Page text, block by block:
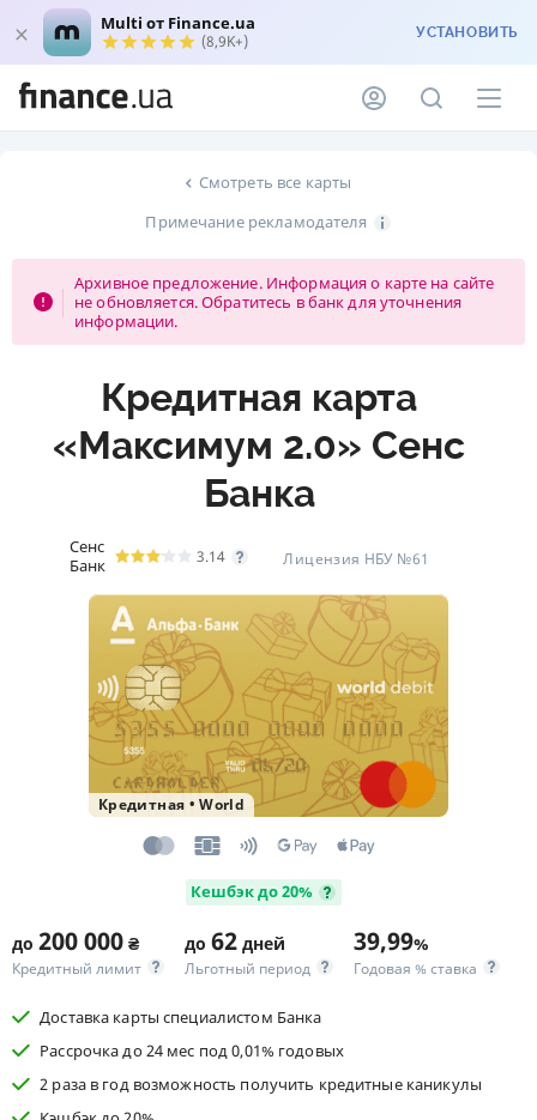
Multi от Finance.ua
(8,9K+) УСТАНОВИТЬ
Смотреть все карты
Примечание рекламодателя
Архивное предложение. Информация о карте на сайте
не обновляется. Обратитесь в банк для уточнения
информации.
Кредитная карта
«Максимум 2.0» Сенс
Банка
Сенс
Банк
3.14 Лицензия НБУ №61
Кредитная •World
Кешбэк до 20%
до 200 000 ₴
Кредитный лимит
до 62 дней
Льготный период
39,99%
Годовая % ставка
Доставка карты специалистом Банка
Рассрочка до 24 мес под 0,01% годовых
2 раза в год возможность получить кредитные каникулы